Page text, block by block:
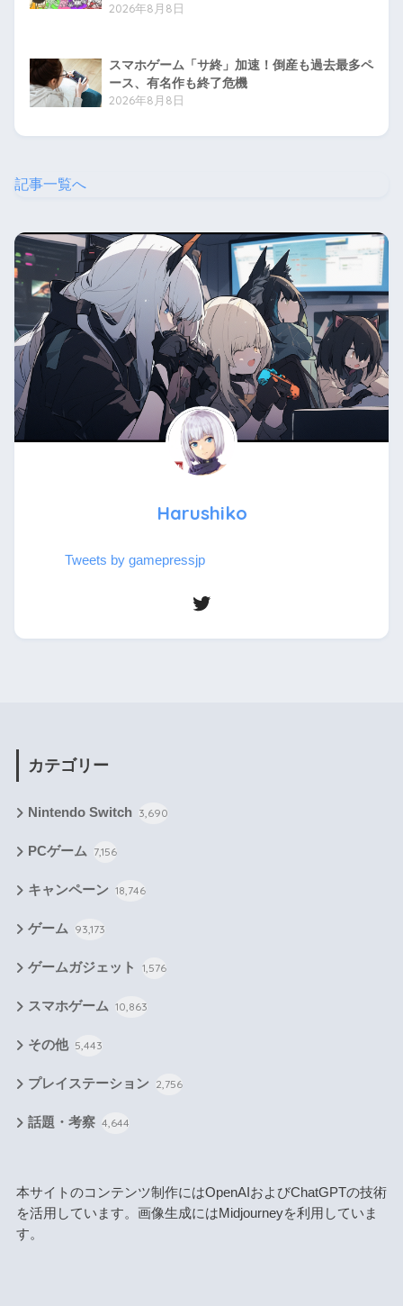
2026年8月8日
スマホゲーム「サ終」加速！倒産も過去最多ペ
ース、有名作も終了危機
2026年8月8日
記事一覧へ
Harushiko
Tweets by gamepressjp
カテゴリー
Nintendo Switch 3,690
PCゲーム 7,156
キャンペーン 18,746
ゲーム 93,173
ゲームガジェット 1,576
スマホゲーム 10,863
その他 5,443
プレイステーション 2,756
話題・考察 4,644
本サイトのコンテンツ制作にはOpenAIおよびChatGPTの技術
を活用しています。画像生成にはMidjourneyを利用していま
す。